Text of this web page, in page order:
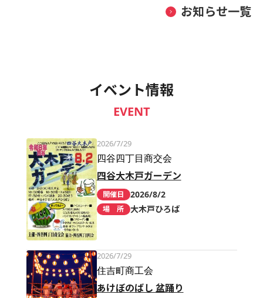
お知らせ一覧
イベント情報
EVENT
2026/7/29
四谷四丁目商交会
四谷大木戸ガーデン
開催日 2026/8/2
場 所 大木戸ひろば
2026/7/29
住吉町商工会
あけぼのばし 盆踊り